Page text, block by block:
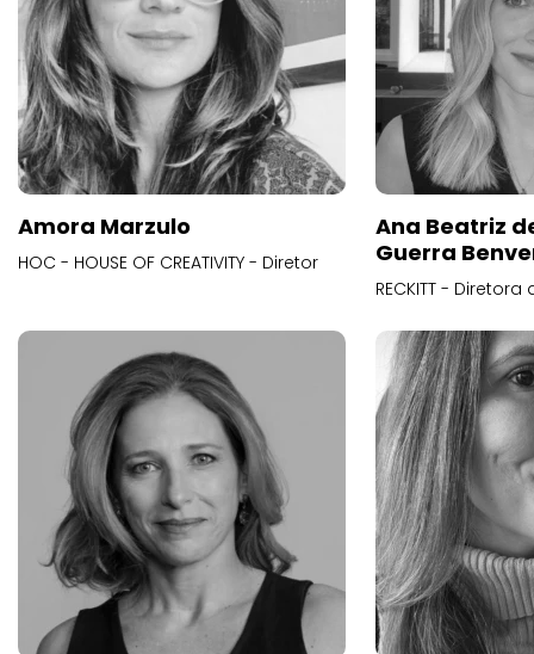
Amora Marzulo
HOC - HOUSE OF CREATIVITY - Diretor
Ana Beatriz
Guerra
RECKITT -